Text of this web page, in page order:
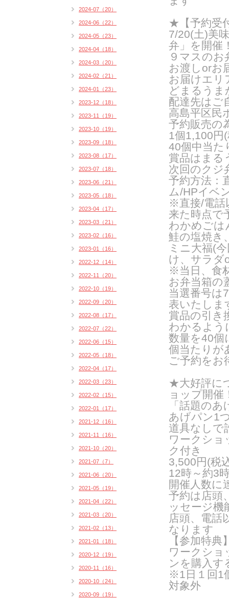
★【予約受
7/20(土)美
弁」を開催
９マスの
お渡し orお
お届けエリ
どまるうま
配達先はご
高島平区民
予約販売の
1個1,100円 (
40個中当た
賞品はまる
次回のクジ
予約方法：
ム/HPイベ
※直接/電
来た時点で
わかめごは
鮭の塩焼き
ミニ大福(
け、サラダ
※当日、食
お弁当箱の
当選番号は
表いたしま
賞品の引き
わかるよう
数量を40個
個当たりが
ご予約をお
★大好評に
ョップ開催
「話題の
あげパン1
道具なしで
ワークショ
ク付き
3,500円(税
12時～約3
開催人数に
予約は店頭
ッセージ機
店頭、電話
なります
【参加特典
ワークショ
ンを購入す
※1日１回1
対象外
2024-07（20）
2024-06（22）
2024-05（23）
2024-04（18）
2024-03（20）
2024-02（21）
2024-01（23）
2023-12（18）
2023-11（19）
2023-10（19）
2023-09（18）
2023-08（17）
2023-07（18）
2023-06（21）
2023-05（18）
2023-04（17）
2023-03（21）
2023-02（16）
2023-01（16）
2022-12（14）
2022-11（20）
2022-10（19）
2022-09（20）
2022-08（17）
2022-07（22）
2022-06（15）
2022-05（18）
2022-04（17）
2022-03（23）
2022-02（15）
2022-01（17）
2021-12（16）
2021-11（16）
2021-10（20）
2021-07（7）
2021-06（20）
2021-05（19）
2021-04（22）
2021-03（20）
2021-02（13）
2021-01（18）
2020-12（19）
2020-11（16）
2020-10（24）
2020-09（19）